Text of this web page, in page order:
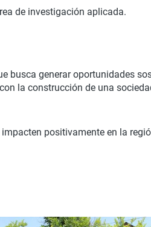
de investigación aplicada.
busca generar oportunidades
la construcción de una
positivamente en la